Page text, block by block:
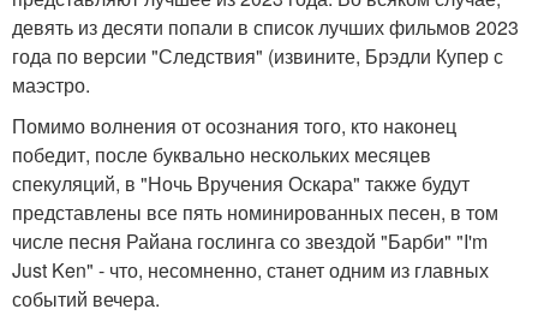
девять из десяти попали в список лучших фильмов 2023
года по версии "Следствия" (извините, Брэдли Купер с
маэстро.
Помимо волнения от осознания того, кто наконец
победит, после буквально нескольких месяцев
спекуляций, в "Ночь Вручения Оскара" также будут
представлены все пять номинированных песен, в том
числе песня Райана гослинга со звездой "Барби" "I'm
Just Ken" - что, несомненно, станет одним из главных
событий вечера.